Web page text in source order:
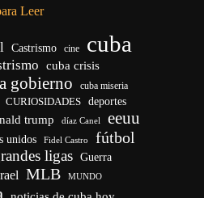
Leer
Castrismo cine cuba
cuba crisis
gobierno cuba miseria
CURIOSIDADES deportes
trump díaz Canel eeuu
unidos Fidel Castro fútbol
ligas Guerra
MLB MUNDO